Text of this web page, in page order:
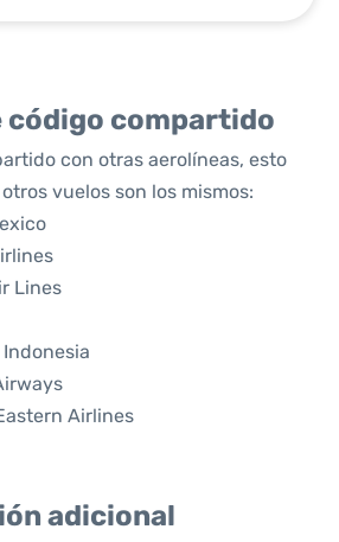
código compartido
con otras aerolíneas, esto
vuelos son los mismos:
Lines
Airlines
adicional